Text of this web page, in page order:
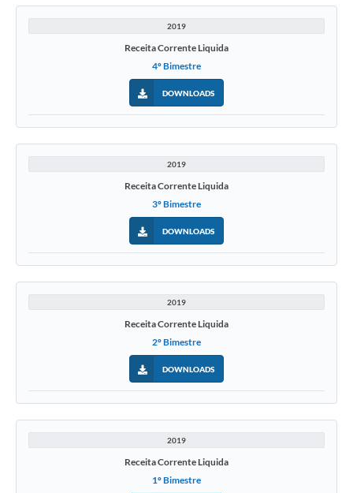
2019
Receita Corrente Liquida
4º Bimestre
DOWNLOADS
2019
Receita Corrente Liquida
3º Bimestre
DOWNLOADS
2019
Receita Corrente Liquida
2º Bimestre
DOWNLOADS
2019
Receita Corrente Liquida
1º Bimestre